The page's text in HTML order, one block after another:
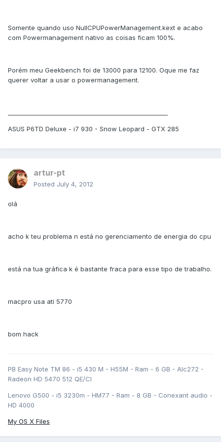
Somente quando uso NullCPUPowerManagement.kext e acabo
com Powermanagement nativo as coisas ficam 100%.
Porém meu Geekbench foi de 13000 para 12100. Oque me faz
querer voltar a usar o powermanagement.
ASUS P6TD Deluxe - i7 930 - Snow Leopard - GTX 285
artur-pt
Posted July 4, 2012
olá
acho k teu problema n está no gerenciamento de energia do cpu
está na tua gráfica k é bastante fraca para esse tipo de trabalho.
macpro usa ati 5770
bom hack
PB Easy Note TM 86 - i5 430 M - H55M - Ram - 6 GB - Alc272 -
Radeon HD 5470 512 QE/CI
Lenovo G500 - i5 3230m - HM77 - Ram - 8 GB - Conexant audio -
HD 4000
My OS X Files